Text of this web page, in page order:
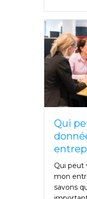
Qui
Qui peut
mon
savons